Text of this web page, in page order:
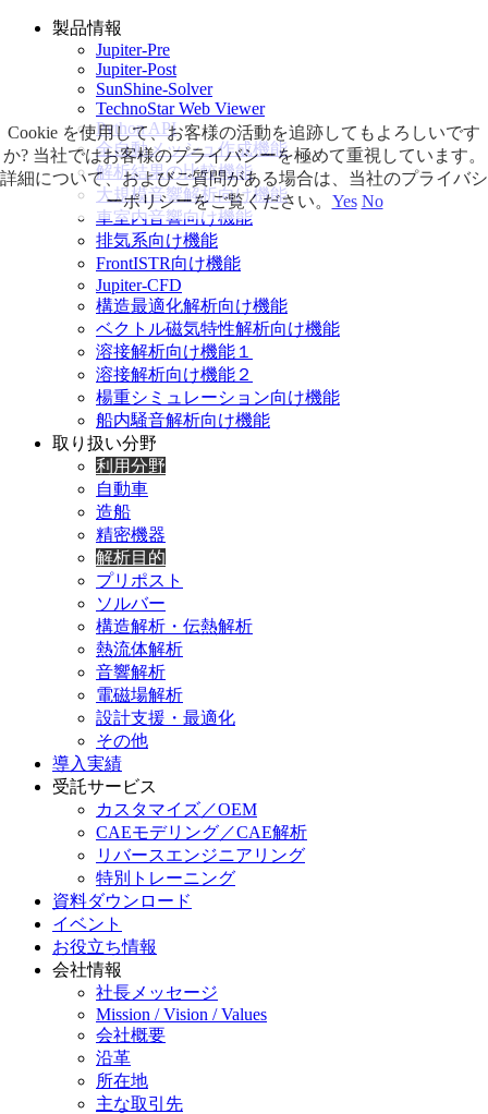
製品情報
Jupiter-Pre
Jupiter-Post
SunShine-Solver
TechnoStar Web Viewer
Python API
全自動メッシュ作成機能
解析結果の比較機能
大規模音響解析向け機能
車室内音響向け機能
排気系向け機能
FrontISTR向け機能
Jupiter-CFD
構造最適化解析向け機能
ベクトル磁気特性解析向け機能
溶接解析向け機能１
溶接解析向け機能２
楊重シミュレーション向け機能
船内騒音解析向け機能
取り扱い分野
利用分野
自動車
造船
精密機器
解析目的
プリポスト
ソルバー
構造解析・伝熱解析
熱流体解析
音響解析
電磁場解析
設計支援・最適化
その他
導入実績
受託サービス
カスタマイズ／OEM
CAEモデリング／CAE解析
リバースエンジニアリング
特別トレーニング
資料ダウンロード
イベント
お役立ち情報
会社情報
社長メッセージ
Mission / Vision / Values
会社概要
沿革
所在地
主な取引先
Cookie を使用して、お客様の活動を追跡してもよろしいです
か? 当社ではお客様のプライバシーを極めて重視しています。
詳細について、およびご質問がある場合は、当社のプライバシ
ーポリシーをご覧ください。 Yes No